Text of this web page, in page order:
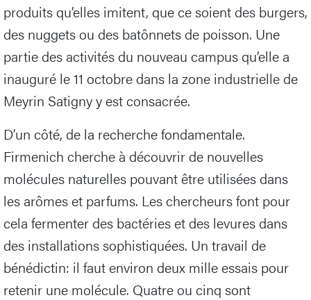
produits qu’elles imitent, que ce soient des burgers,
des nuggets ou des batônnets de poisson. Une
partie des activités du nouveau campus qu’elle a
inauguré le 11 octobre dans la zone industrielle de
Meyrin Satigny y est consacrée.
D’un côté, de la recherche fondamentale.
Firmenich cherche à découvrir de nouvelles
molécules naturelles pouvant être utilisées dans
les arômes et parfums. Les chercheurs font pour
cela fermenter des bactéries et des levures dans
des installations sophistiquées. Un travail de
bénédictin: il faut environ deux mille essais pour
retenir une molécule. Quatre ou cinq sont